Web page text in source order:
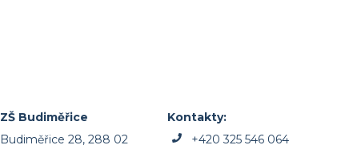
ZŠ Budiměřice
Budiměřice 28, 288 02
Kontakty:
+420 325 546 064